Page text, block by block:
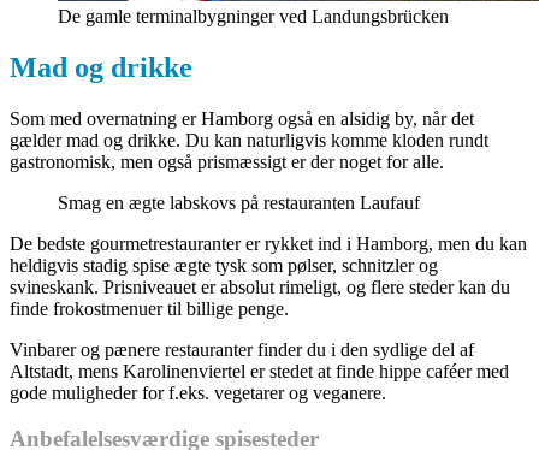
De gamle terminalbygninger ved Landungsbrücken
Mad og drikke
Som med overnatning er Hamborg også en alsidig by, når det
gælder mad og drikke. Du kan naturligvis komme kloden rundt
gastronomisk, men også prismæssigt er der noget for alle.
Smag en ægte labskovs på restauranten Laufauf
De bedste gourmetrestauranter er rykket ind i Hamborg, men du kan
heldigvis stadig spise ægte tysk som pølser, schnitzler og
svineskank. Prisniveauet er absolut rimeligt, og flere steder kan du
finde frokostmenuer til billige penge.
Vinbarer og pænere restauranter finder du i den sydlige del af
Altstadt, mens Karolinenviertel er stedet at finde hippe caféer med
gode muligheder for f.eks. vegetarer og veganere.
Anbefalelsesværdige spisesteder